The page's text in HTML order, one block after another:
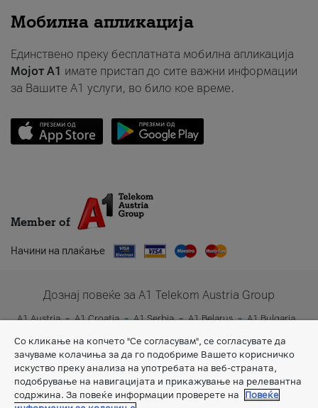
Мобилна апликација
Единствено преку бесплатната мобилна апликација
Мојот A1 имате пристап до сите важни информации
за Вашите A1 услуги, во било кое време.
Member of
Начини на плаќање
Дознај повеќе за A1 Telekom Austria Group
A1 Austria A1 Croatia A1 Serbia A1 Belarus
A1 Bulgaria
Со кликање на копчето "Се согласувам", се согласувате да
зачуваме колачиња за да го подобриме Вашето корисничко
искуство преку анализа на употребата на веб-страната,
подобрување на навигацијата и прикажување на релевантна
содржина. За повеќе информации проверете на
Повеќе